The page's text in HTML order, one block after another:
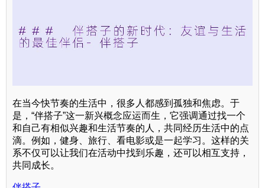
在当今快节奏的生活中，很多人都感到孤独和焦虑。于
是，“伴搭子”这一新兴概念应运而生，它强调通过找一个
和自己有相似兴趣和生活节奏的人，共同经历生活中的点
滴。例如，健身、旅行、看电影或是一起学习。这样的关
系不仅可以让我们在活动中找到乐趣，还可以相互支持，
共同成长。